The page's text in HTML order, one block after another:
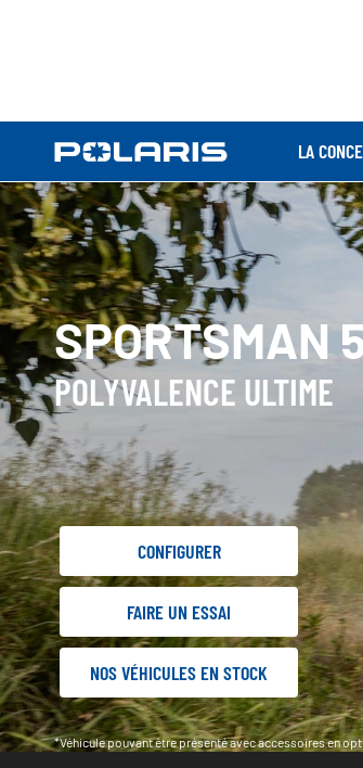
LA
SPORTSMAN
POLYVALENCE ULTIME
CONFIGURER
FAIRE UN ESSAI
NOS VÉHICULES EN STOCK
*Véhicule pouvant être présenté avec accessoires en